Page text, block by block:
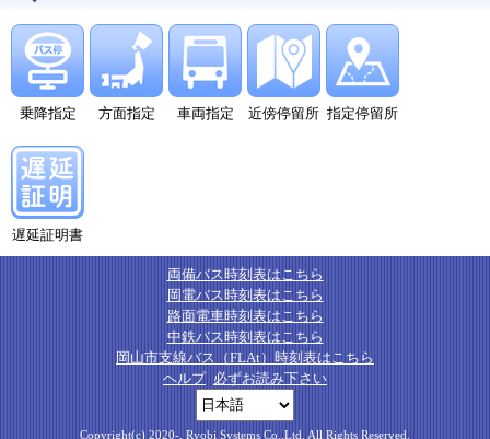
乗降指定 方面指定 車両指定 近傍停留所 指定停留所
遅延証明書
両備バス時刻表はこちら
岡電バス時刻表はこちら
路面電車時刻表はこちら
中鉄バス時刻表はこちら
岡山市支線バス（FLAt）時刻表はこちら
ヘルプ 必ずお読み下さい
Copyright(c) 2020-, Ryobi Systems Co.,Ltd. All Rights Reserved.